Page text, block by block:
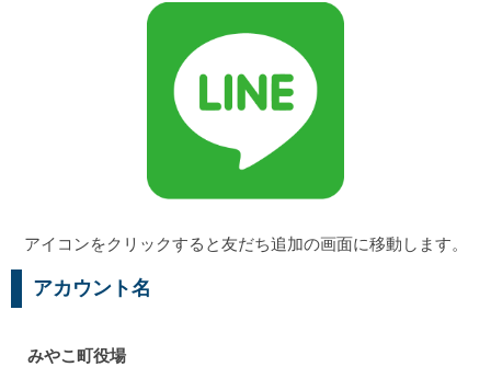
アイコンをクリックすると友だち追加の画面に移動します。
アカウント名
みやこ町役場